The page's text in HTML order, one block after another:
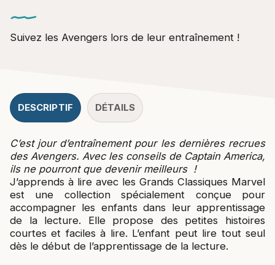
Suivez les Avengers lors de leur entraînement !
DESCRIPTIF DÉTAILS
C’est jour d’entraînement pour les dernières recrues
des Avengers. Avec les conseils de Captain America,
ils ne pourront que devenir meilleurs !
J’apprends à lire avec les Grands Classiques Marvel
est une collection spécialement conçue pour
accompagner les enfants dans leur apprentissage
de la lecture. Elle propose des petites histoires
courtes et faciles à lire. L’enfant peut lire tout seul
dès le début de l’apprentissage de la lecture.